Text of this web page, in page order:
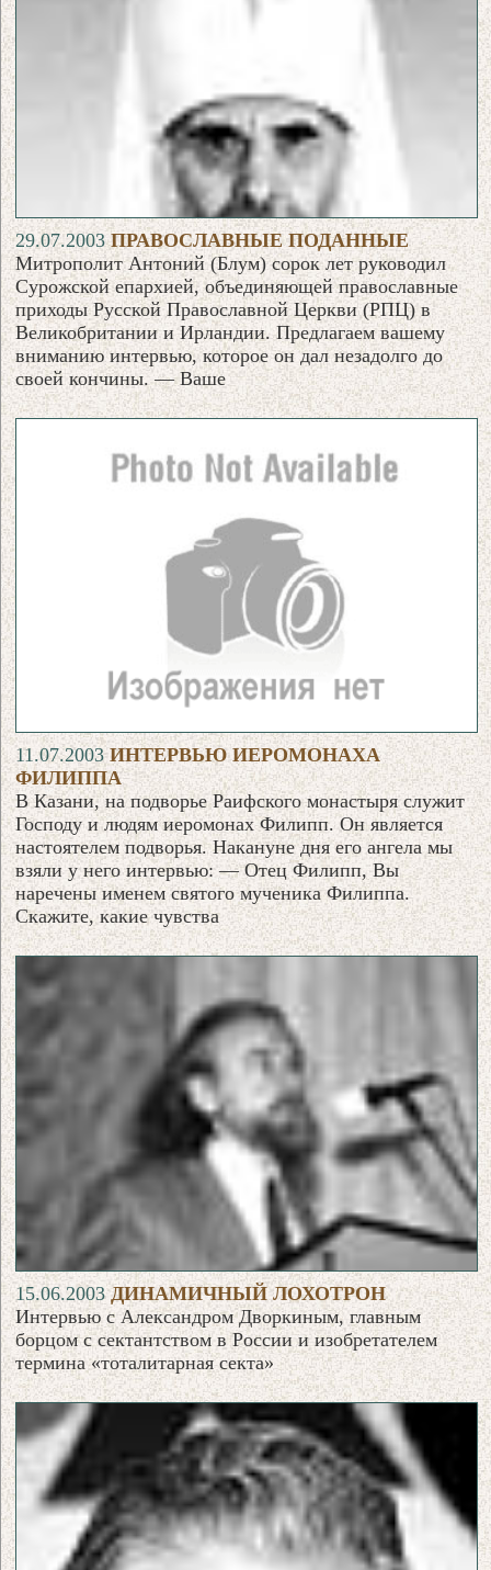
29.07.2003ПРАВОСЛАВНЫЕ ПОДАННЫЕ
Митрополит Антоний (Блум) сорок лет руководил
Сурожской епархией, объединяющей православные
приходы Русской Православной Церкви (РПЦ) в
Великобритании и Ирландии. Предлагаем вашему
вниманию интервью, которое он дал незадолго до
своей кончины. — Ваше
11.07.2003ИНТЕРВЬЮ ИЕРОМОНАХА
ФИЛИППА
В Казани, на подворье Раифского монастыря служит
Господу и людям иеромонах Филипп. Он является
настоятелем подворья. Накануне дня его ангела мы
взяли у него интервью: — Отец Филипп, Вы
наречены именем святого мученика Филиппа.
Скажите, какие чувства
15.06.2003ДИНАМИЧНЫЙ ЛОХОТРОН
Интервью с Александром Дворкиным, главным
борцом с сектантством в России и изобретателем
термина «тоталитарная секта»